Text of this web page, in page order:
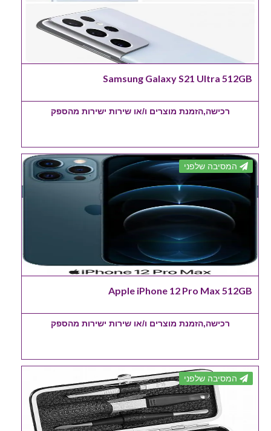
Samsung Galaxy S21 Ultra 512GB
רכישה,הזמנת מוצרים ו/או שירות ישירות מהספק
המסיבה שלפני
Apple iPhone 12 Pro Max 512GB
רכישה,הזמנת מוצרים ו/או שירות ישירות מהספק
המסיבה שלפני